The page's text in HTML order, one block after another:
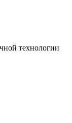
технологии